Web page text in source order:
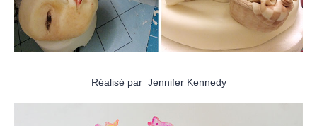
Réalisé par Jennifer Kennedy